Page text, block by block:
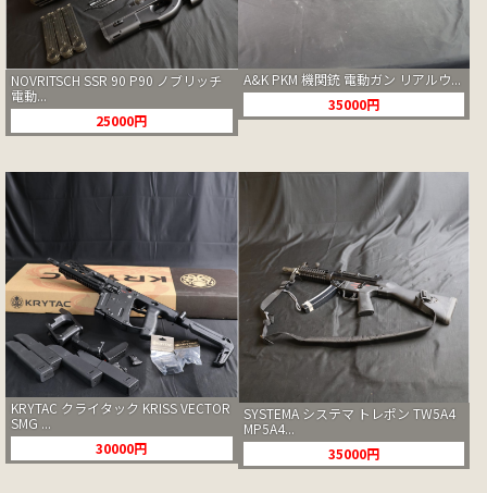
NOVRITSCH SSR 90 P90 ノブリッチ
電動...
25000円
A&K PKM 機関銃 電動ガン リアルウ...
35000円
KRYTAC クライタック KRISS VECTOR
SMG ...
30000円
SYSTEMA システマ トレポン TW5A4
MP5A4...
35000円